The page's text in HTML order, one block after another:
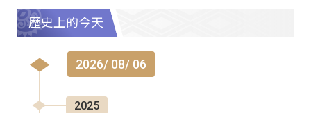
歷史上的今天
2026/ 08/ 06
2025